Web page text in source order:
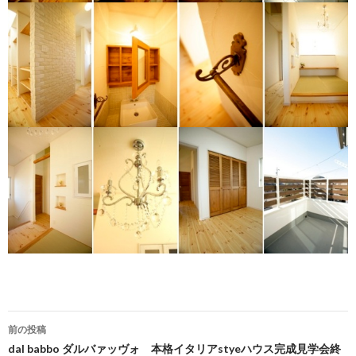
投
前の投稿
dal babbo ダルバァッヴォ 本格イタリアstyeハウス完成見学会終